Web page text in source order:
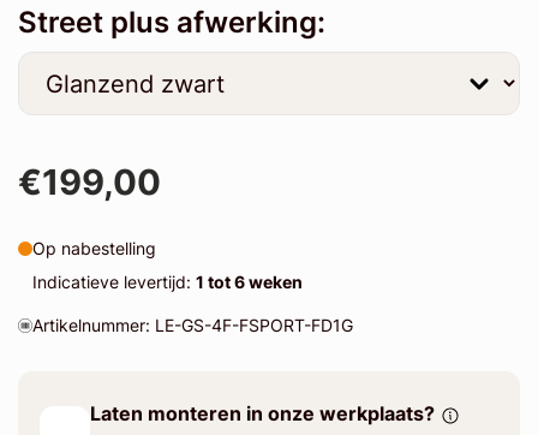
Street plus afwerking:
€199,00
Op nabestelling
Indicatieve levertijd: 1 tot 6 weken
Artikelnummer: LE-GS-4F-FSPORT-FD1G
Laten monteren in onze werkplaats?